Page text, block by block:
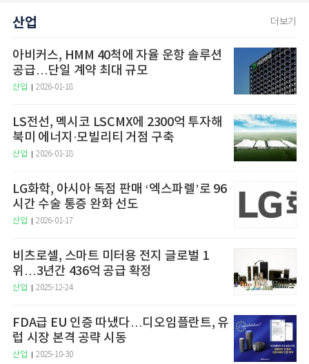
산업 더보기
아비커스, HMM 40척에 자율 운항 솔루션
공급…단일 계약 최대 규모
산업 2026-01-18
LS전선, 멕시코 LSCMX에 2300억 투자해
북미 에너지·모빌리티 거점 구축
산업 2026-01-18
LG화학, 아시아 독점 판매 ‘엑스파렐’로 96
시간 수술 통증 완화 선도
산업 2026-01-17
비츠로셀, 스마트 미터용 전지 글로벌 1
위…3년간 436억 공급 확정
산업 2025-12-24
FDA급 EU 인증 따냈다…디오임플란트, 유
럽 시장 본격 공략 시동
산업 2025-10-30